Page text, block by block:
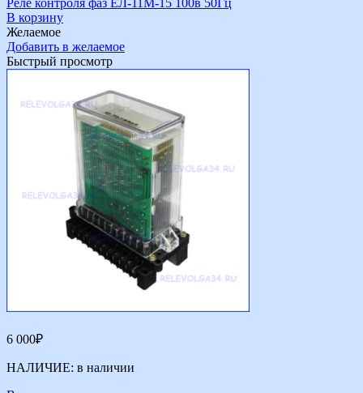
Реле контроля фаз ЕЛ-11М-15 100в 50Гц
В корзину
Желаемое
Добавить в желаемое
Быстрый просмотр
6 000₽
НАЛИЧИЕ: в наличии